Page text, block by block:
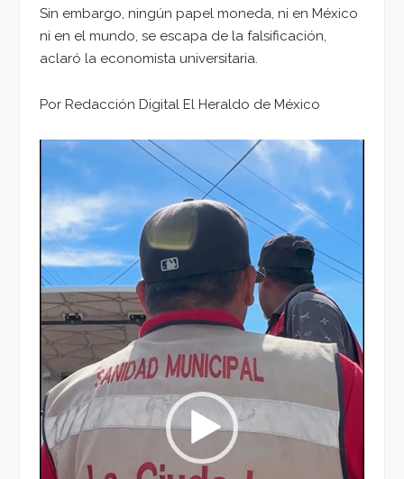
Sin embargo, ningún papel moneda, ni en México
ni en el mundo, se escapa de la falsificación,
aclaró la economista universitaria.
Por Redacción Digital El Heraldo de México
Reproductor
vídeo